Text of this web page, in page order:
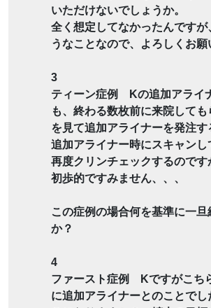
いただけないでしょうか。
全く想定してなかったんです
うなことなので、よろしくお願
3
ティーン症例 Kの追加アライ
も、終わる数枚前に来院して
を見て追加アライナーを発注す
追加アライナー時にスキャンし
再度クリンチェックするのです
初歩的ですみません、、、
この症例の場合何を基準に一
か？
4
ファースト症例 Kですがこち
に追加アライナーとのことで